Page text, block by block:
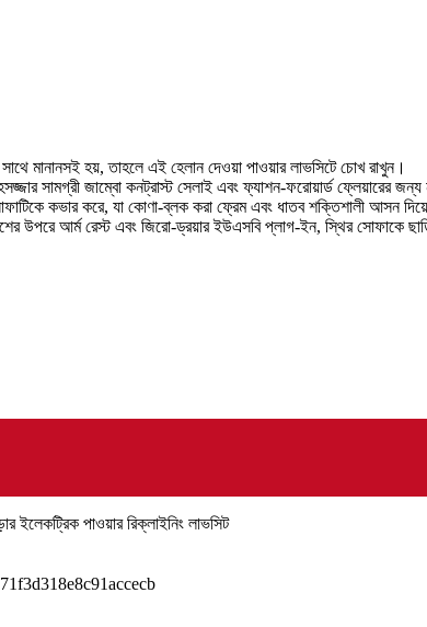
মানানসই হয়, তাহলে এই হেলান দেওয়া পাওয়ার লাভসিটে চোখ রাখুন।
সামগ্রী জাম্বো কনট্রাস্ট সেলাই এবং ফ্যাশন-ফরোয়ার্ড ফ্লেয়ারের জন্য
কভার করে, যা কোণা-ব্লক করা ফ্রেম এবং ধাতব শক্তিশালী আসন
উপরে আর্ম রেস্ট এবং জিরো-ড্রয়ার ইউএসবি প্লাগ-ইন, স্থির সোফাকে
ইলেকট্রিক পাওয়ার রিক্লাইনিং লাভসিট